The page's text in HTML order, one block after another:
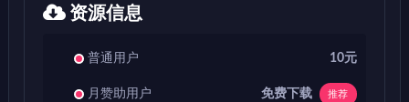
资源信息
普通用户 10元
月赞助用户 免费下载 推荐